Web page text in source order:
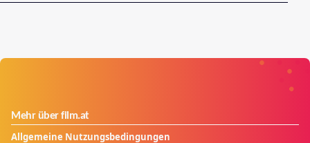
Mehr über film.at
Allgemeine Nutzungsbedingungen